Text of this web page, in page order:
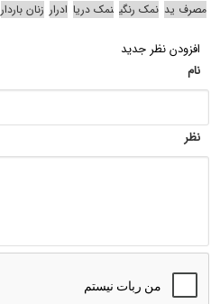
مصرف ید نمک رنگی نمک دریا ادرار زنان باردار
افزودن نظر جدید
نام
نظر